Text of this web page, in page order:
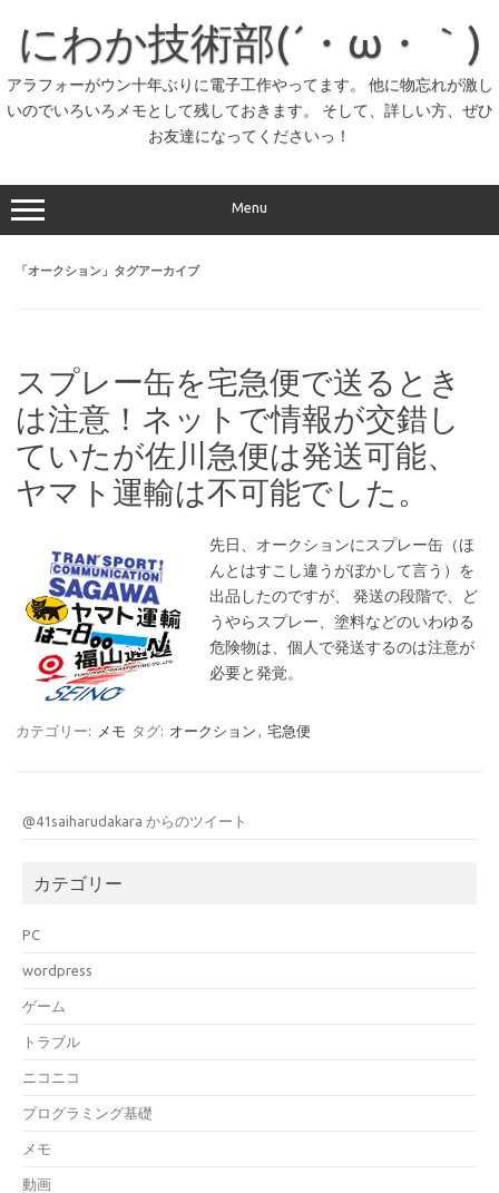
へ
キ
にわか技術部(´・ω・｀)
アラフォーがウン十年ぶりに電子工作やってます。 他に物忘れが激し
いのでいろいろメモとして残しておきます。 そして、詳しい方、ぜひ
お友達になってくださいっ！
Menu
「オークション 」タグアーカイブ
スプレー缶を宅急便で送るとき
は注意！ネットで情報が交錯し
ていたが佐川急便は発送可能、
ヤマト運輸は不可能でした。
先日、オークションにスプレー缶（ほ
んとはすこし違うがぼかして言う）を
出品したのですが、 発送の段階で、ど
うやらスプレー、塗料などのいわゆる
危険物は、個人で発送するのは注意が
必要と発覚。
カテゴリー: メモ タグ: オークション , 宅急便
@41saiharudakara からのツイート
カテゴリー
PC
wordpress
ゲーム
トラブル
ニコニコ
プログラミング基礎
メモ
動画